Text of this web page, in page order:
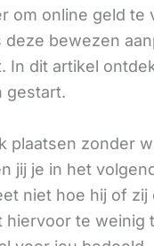
om online geld te
bewezen
In dit artikel
gestart.
plaatsen zonder
jij je in het
niet hoe hij of zij
te weinig